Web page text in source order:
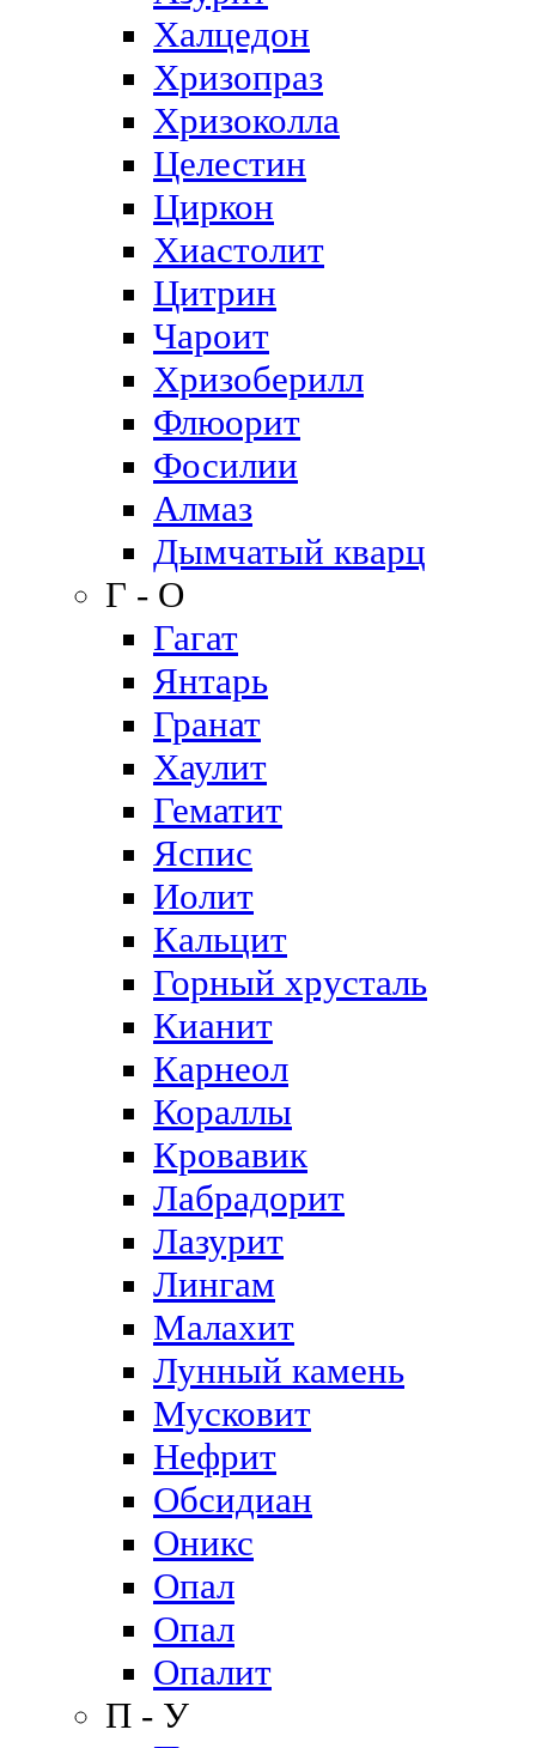
Халцедон
Хризопраз
Хризоколла
Целестин
Циркон
Хиастолит
Цитрин
Чароит
Хризоберилл
Флюорит
Фосилии
Алмаз
Дымчатый кварц
Г - О
Гагат
Янтарь
Гранат
Хаулит
Гематит
Яспис
Иолит
Кальцит
Горный хрусталь
Кианит
Карнеол
Кораллы
Кровавик
Лабрадорит
Лазурит
Лингам
Малахит
Лунный камень
Мусковит
Нефрит
Обсидиан
Оникс
Опал
Опал
Опалит
П - У